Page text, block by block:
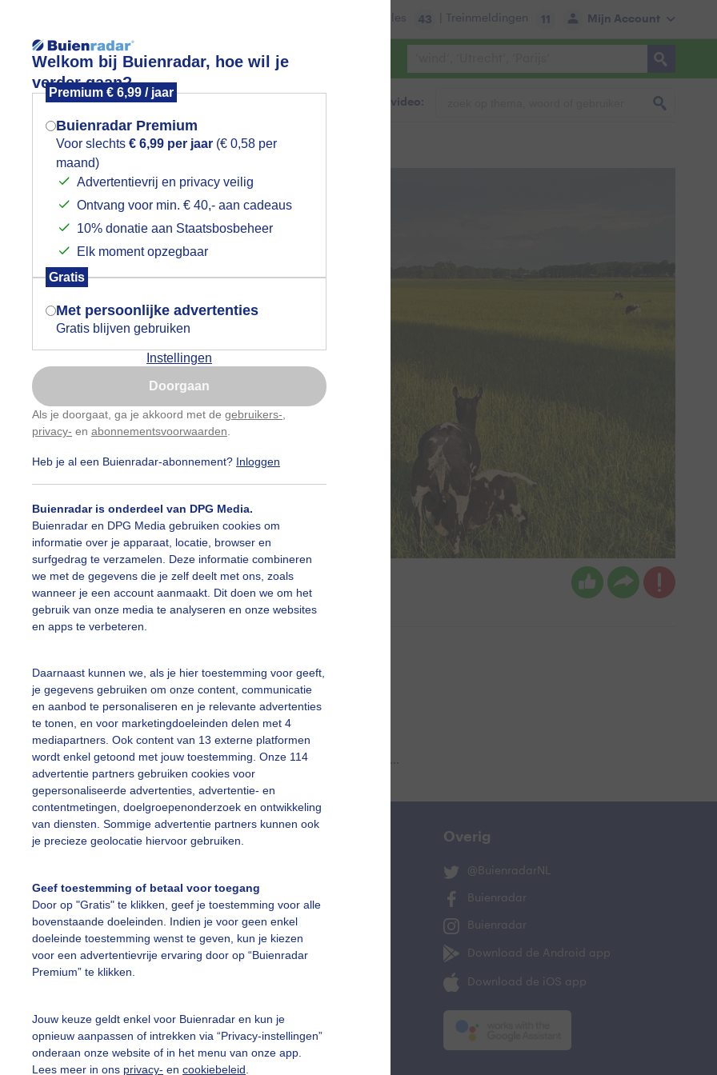
Welkom bij Buienradar, hoe wil je
verder gaan?
Premium € 6,99 / jaar
Buienradar Premium
Voor slechts € 6,99 per jaar (€ 0,58 per
maand)
Advertentievrij en privacy veilig
Ontvang voor min. € 40,- aan cadeaus
10% donatie aan Staatsbosbeheer
Elk moment opzegbaar
Gratis
Met persoonlijke advertenties
Gratis blijven gebruiken
Instellingen
Doorgaan
Als je doorgaat, ga je akkoord met de gebruikers-
privacy- en abonnementsvoorwaarden
Heb je al een Buienradar-abonnement? Inloggen
Buienradar is onderdeel van DPG Media.
Buienradar en DPG Media gebruiken cookies om
informatie over je apparaat, locatie, browser en
surfgedrag te verzamelen. Deze informatie combineren
we met de gegevens die je zelf deelt met ons, zoals
wanneer je een account aanmaakt. Dit doen we om het
gebruik van onze media te analyseren en onze websites
en apps te verbeteren.
Daarnaast kunnen we, als je hier toestemming voor geeft,
je gegevens gebruiken om onze content, communicatie
en aanbod te personaliseren en je relevante advertenties
te tonen, en voor marketingdoeleinden delen met 4
mediapartners. Ook content van 13 externe platformen
wordt enkel getoond met jouw toestemming. Onze 114
advertentie partners gebruiken cookies voor
gepersonaliseerde advertenties, advertentie- en
contentmetingen, doelgroepenonderzoek en ontwikkeling
van diensten. Sommige advertentie partners kunnen ook
je precieze geolocatie hiervoor gebruiken.
Geef toestemming of betaal voor toegang
Door op "Gratis" te klikken, geef je toestemming voor alle
bovenstaande doeleinden. Indien je voor geen enkel
doeleinde toestemming wenst te geven, kun je kiezen
voor een advertentievrije ervaring door op “Buienradar
Premium” te klikken.
Jouw keuze geldt enkel voor Buienradar en kun je
opnieuw aanpassen of intrekken via “Privacy-instellingen”
onderaan onze website of in het menu van onze app.
Lees meer in ons privacy- en cookiebeleid
Mijn Account
Files 43 | Treinmeldingen 11
Foto en video Weerzine
Zoeken in foto & video:
en zonneschijn!
Nely V Frankenhuijzen Gemaakt: 09-06-2026, 16x bekeken
Een moment geduld aub...
vragen
Team
Mijn weer Overig
@BuienradarNL
Buienradar
Buienradar
Download de Android app
Download de iOS app
Mogen we je locatie gebruiken voor
het weer?
Indien je hier nog geen akkoord op hebt
gegeven, verschijnt er zo een pop-up uit
je browser waarin deze toestemming
gevraagd wordt.
Is goed, toon de popup
Nu niet, misschien later
Gebruik je Safari en wil je niet elke dag deze pop-up
Klikhierom dit aan te passen